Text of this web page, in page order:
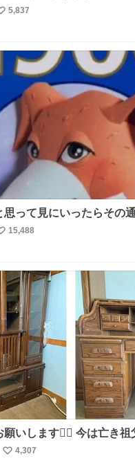
5,837
思って見にいったらその
15,488
は亡き祖父母の家の取り壊
うしても処分して欲しく
い
4,307